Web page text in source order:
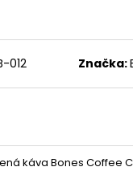
012 Značka:
káva Bones Coffee